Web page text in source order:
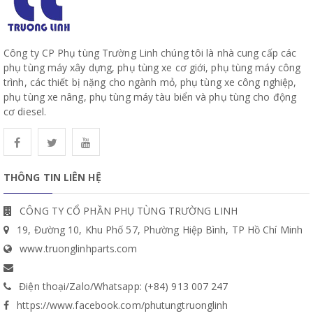
Công ty CP Phụ tùng Trường Linh chúng tôi là nhà cung cấp các
phụ tùng máy xây dựng, phụ tùng xe cơ giới, phụ tùng máy công
trình, các thiết bị nặng cho ngành mỏ, phụ tùng xe công nghiệp,
phụ tùng xe nâng, phụ tùng máy tàu biển và phụ tùng cho động
cơ diesel.
THÔNG TIN LIÊN HỆ
CÔNG TY CỔ PHẦN PHỤ TÙNG TRƯỜNG LINH
19, Đường 10, Khu Phố 57, Phường Hiệp Bình, TP Hồ Chí Minh
www.truonglinhparts.com
Điện thoại/Zalo/Whatsapp: (+84) 913 007 247
https://www.facebook.com/phutungtruonglinh